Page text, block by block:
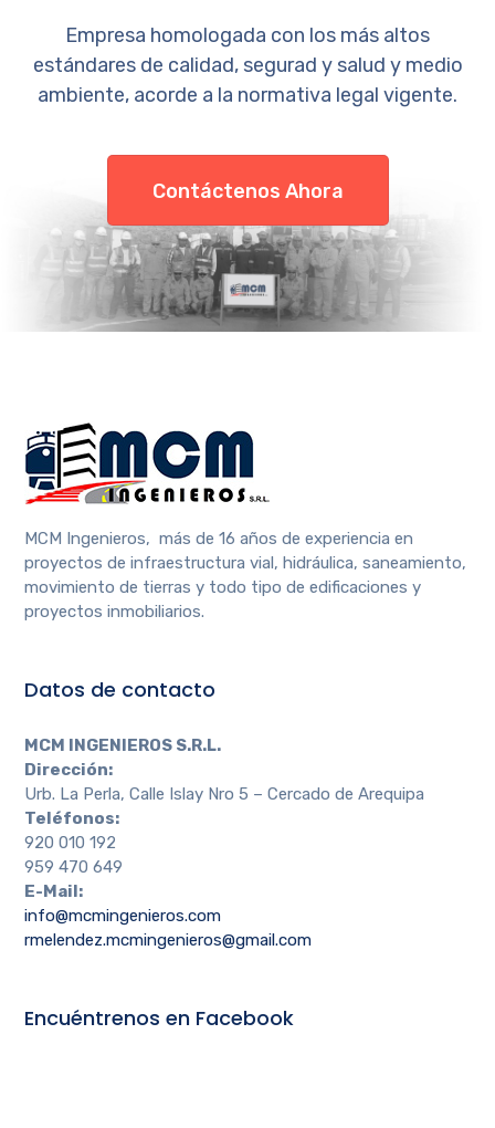
Empresa homologada con los más altos
estándares de calidad, segurad y salud y medio
ambiente, acorde a la normativa legal vigente.
Contáctenos Ahora
MCM Ingenieros, más de 16 años de experiencia en
proyectos de infraestructura vial, hidráulica, saneamiento,
movimiento de tierras y todo tipo de edificaciones y
proyectos inmobiliarios.
Datos de contacto
MCM INGENIEROS S.R.L.
Dirección:
Urb. La Perla, Calle Islay Nro 5 – Cercado de Arequipa
Teléfonos:
920 010 192
959 470 649
E-Mail:
info@mcmingenieros.com
rmelendez.mcmingenieros@gmail.com
Encuéntrenos en Facebook